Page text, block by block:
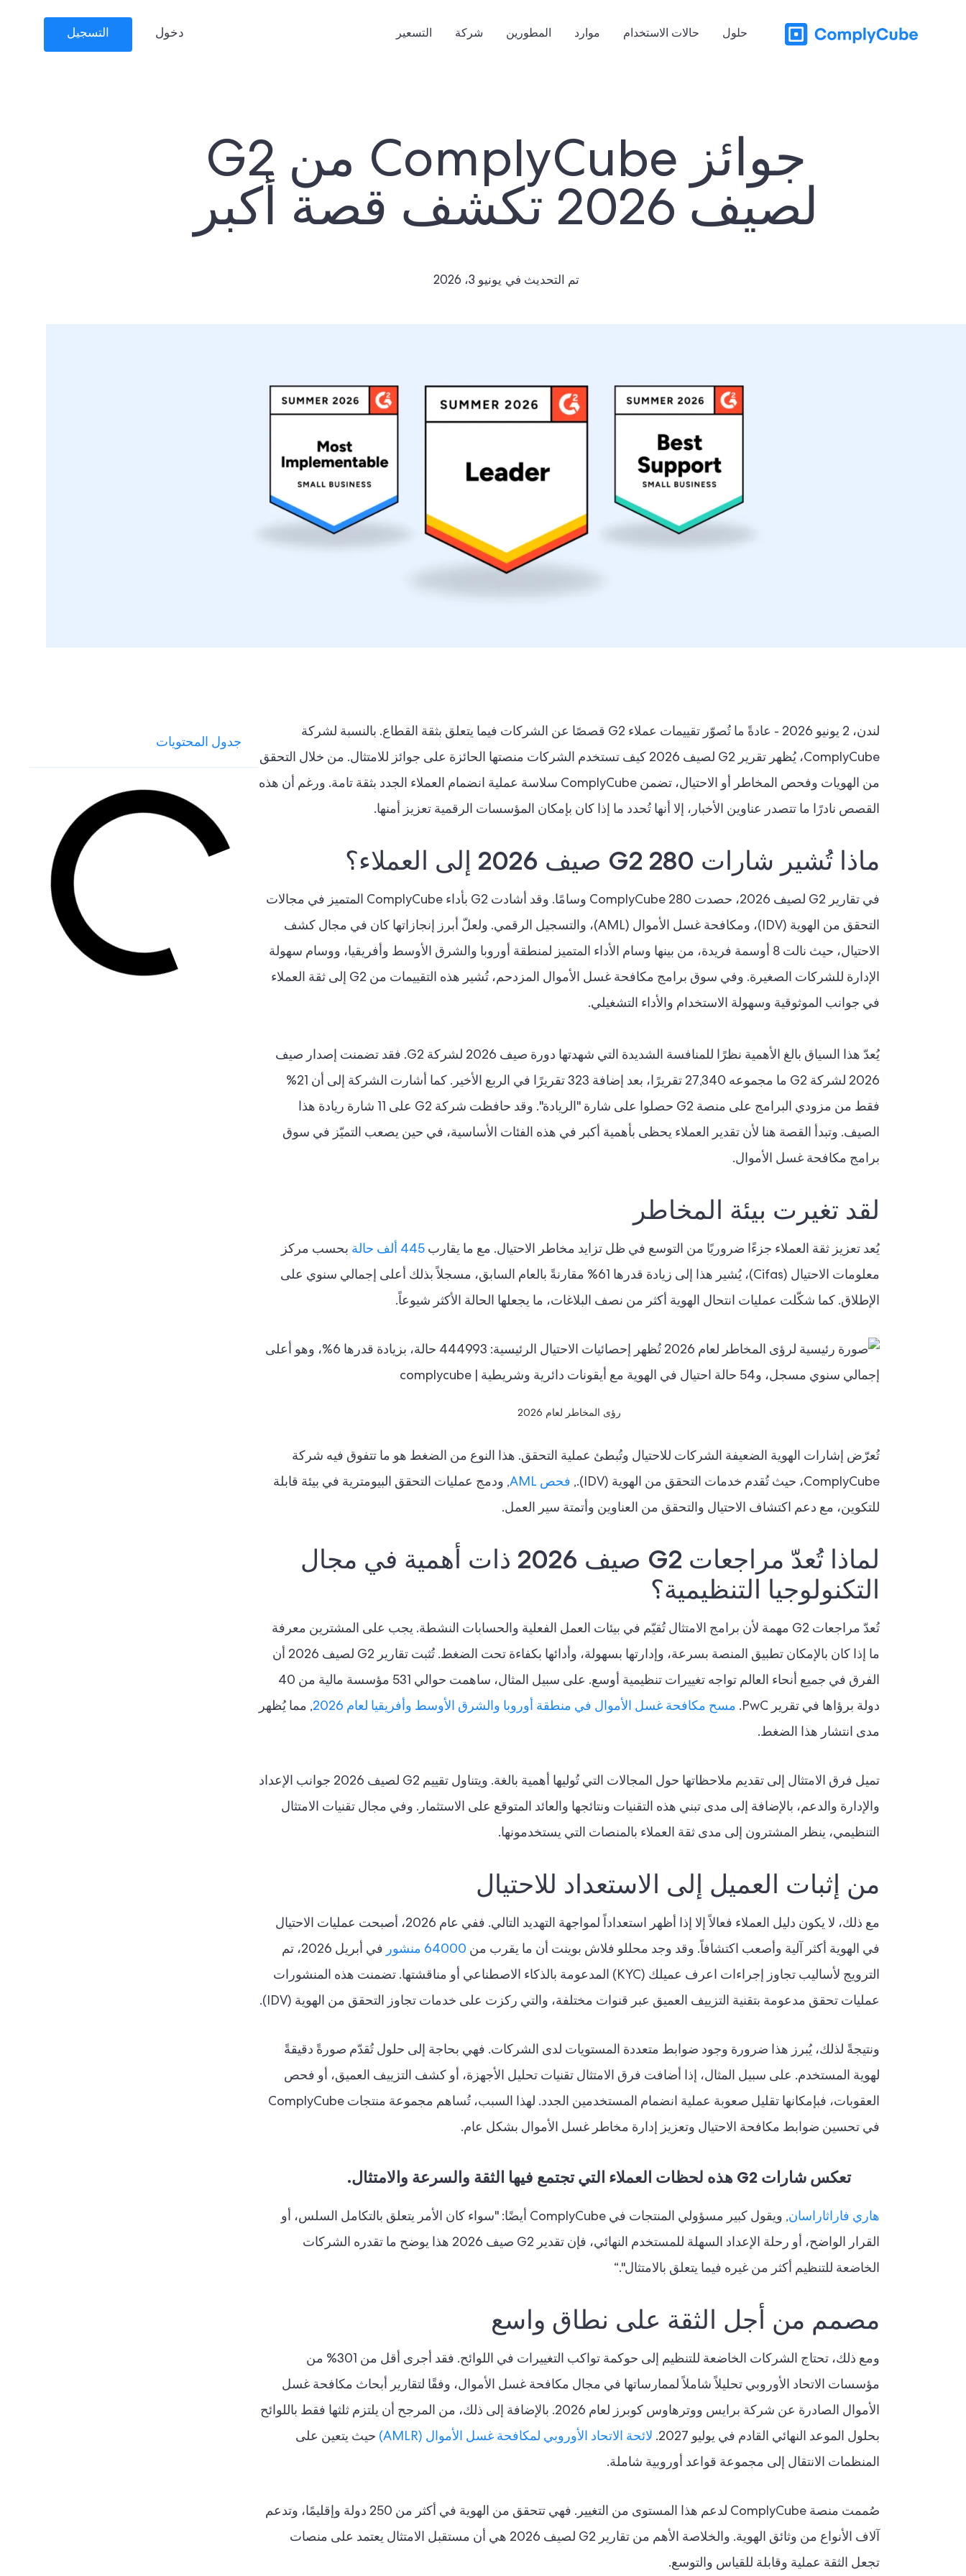
حلول حالات الاستخدام موارد المطورين شركة التسعير دخول التسجيل
جوائز ComplyCube من G2
لصيف 2026 تكشف قصة أكبر
تم التحديث في يونيو 3، 2026
لندن، 2 يونيو 2026 - عادةً ما تُصوّر تقييمات عملاء G2 قصصًا عن الشركات فيما يتعلق بثقة القطاع. بالنسبة لشركة
ComplyCube، يُظهر تقرير G2 لصيف 2026 كيف تستخدم الشركات منصتها الحائزة على جوائز للامتثال. من خلال التحقق
من الهويات وفحص المخاطر أو الاحتيال، تضمن ComplyCube سلاسة عملية انضمام العملاء الجدد بثقة تامة. ورغم أن هذه
القصص نادرًا ما تتصدر عناوين الأخبار، إلا أنها تُحدد ما إذا كان بإمكان المؤسسات الرقمية تعزيز أمنها.
ماذا تُشير شارات 280 G2 صيف 2026 إلى العملاء؟
في تقارير G2 لصيف 2026، حصدت ComplyCube 280 وسامًا. وقد أشادت G2 بأداء ComplyCube المتميز في مجالات
التحقق من الهوية (IDV)، ومكافحة غسل الأموال (AML)، والتسجيل الرقمي. ولعلّ أبرز إنجازاتها كان في مجال كشف
الاحتيال، حيث نالت 8 أوسمة فريدة، من بينها وسام الأداء المتميز لمنطقة أوروبا والشرق الأوسط وأفريقيا، ووسام سهولة
الإدارة للشركات الصغيرة. وفي سوق برامج مكافحة غسل الأموال المزدحم، تُشير هذه التقييمات من G2 إلى ثقة العملاء
في جوانب الموثوقية وسهولة الاستخدام والأداء التشغيلي.
يُعدّ هذا السياق بالغ الأهمية نظرًا للمنافسة الشديدة التي شهدتها دورة صيف 2026 لشركة G2. فقد تضمنت إصدار صيف
2026 لشركة G2 ما مجموعه 27,340 تقريرًا، بعد إضافة 323 تقريرًا في الربع الأخير. كما أشارت الشركة إلى أن 21%
فقط من مزودي البرامج على منصة G2 حصلوا على شارة "الريادة". وقد حافظت شركة G2 على 11 شارة ريادة هذا
الصيف. وتبدأ القصة هنا لأن تقدير العملاء يحظى بأهمية أكبر في هذه الفئات الأساسية، في حين يصعب التميّز في سوق
برامج مكافحة غسل الأموال.
لقد تغيرت بيئة المخاطر
يُعد تعزيز ثقة العملاء جزءًا ضروريًا من التوسع في ظل تزايد مخاطر الاحتيال. مع ما يقارب 445 ألف حالة
بحسب مركز
معلومات الاحتيال (Cifas)، يُشير هذا إلى زيادة قدرها 61% مقارنةً بالعام السابق، مسجلاً بذلك أعلى إجمالي سنوي على
الإطلاق. كما شكّلت عمليات انتحال الهوية أكثر من نصف البلاغات، ما يجعلها الحالة الأكثر شيوعاً.
رؤى المخاطر لعام 2026
تُعرّض إشارات الهوية الضعيفة الشركات للاحتيال وتُبطئ عملية التحقق. هذا النوع من الضغط هو ما تتفوق فيه شركة
ComplyCube، حيث تُقدم خدمات التحقق من الهوية (IDV).,
فحص AML
, ودمج عمليات التحقق البيومترية في بيئة قابلة
للتكوين، مع دعم اكتشاف الاحتيال والتحقق من العناوين وأتمتة سير العمل.
لماذا تُعدّ مراجعات G2 صيف 2026 ذات أهمية في مجال
التكنولوجيا التنظيمية؟
تُعدّ مراجعات G2 مهمة لأن برامج الامتثال تُقيّم في بيئات العمل الفعلية والحسابات النشطة. يجب على المشترين معرفة
ما إذا كان بالإمكان تطبيق المنصة بسرعة، وإدارتها بسهولة، وأدائها بكفاءة تحت الضغط. تُثبت تقارير G2 لصيف 2026 أن
الفرق في جميع أنحاء العالم تواجه تغييرات تنظيمية أوسع. على سبيل المثال، ساهمت حوالي 531 مؤسسة مالية من 40
دولة برؤاها في تقرير PwC.
مسح مكافحة غسل الأموال في منطقة أوروبا والشرق الأوسط وأفريقيا لعام 2026
, مما يُظهر
مدى انتشار هذا الضغط.
تميل فرق الامتثال إلى تقديم ملاحظاتها حول المجالات التي تُوليها أهمية بالغة. ويتناول تقييم G2 لصيف 2026 جوانب الإعداد
والإدارة والدعم، بالإضافة إلى مدى تبني هذه التقنيات ونتائجها والعائد المتوقع على الاستثمار. وفي مجال تقنيات الامتثال
التنظيمي، ينظر المشترون إلى مدى ثقة العملاء بالمنصات التي يستخدمونها.
من إثبات العميل إلى الاستعداد للاحتيال
مع ذلك، لا يكون دليل العملاء فعالاً إلا إذا أظهر استعداداً لمواجهة التهديد التالي. ففي عام 2026، أصبحت عمليات الاحتيال
في الهوية أكثر آلية وأصعب اكتشافاً. وقد وجد محللو فلاش بوينت أن ما يقرب من 64000 منشور
في أبريل 2026، تم
الترويج لأساليب تجاوز إجراءات اعرف عميلك (KYC) المدعومة بالذكاء الاصطناعي أو مناقشتها. تضمنت هذه المنشورات
عمليات تحقق مدعومة بتقنية التزييف العميق عبر قنوات مختلفة، والتي ركزت على خدمات تجاوز التحقق من الهوية (IDV).
ونتيجةً لذلك، يُبرز هذا ضرورة وجود ضوابط متعددة المستويات لدى الشركات. فهي بحاجة إلى حلول تُقدّم صورةً دقيقةً
لهوية المستخدم. على سبيل المثال، إذا أضافت فرق الامتثال تقنيات تحليل الأجهزة، أو كشف التزييف العميق، أو فحص
العقوبات، فبإمكانها تقليل صعوبة عملية انضمام المستخدمين الجدد. لهذا السبب، تُساهم مجموعة منتجات ComplyCube
في تحسين ضوابط مكافحة الاحتيال وتعزيز إدارة مخاطر غسل الأموال بشكل عام.
تعكس شارات G2 هذه لحظات العملاء التي تجتمع فيها الثقة والسرعة والامتثال.
هاري فاراثاراسان
, ويقول كبير مسؤولي المنتجات في ComplyCube أيضًا: "سواء كان الأمر يتعلق بالتكامل السلس، أو
القرار الواضح، أو رحلة الإعداد السهلة للمستخدم النهائي، فإن تقدير G2 صيف 2026 هذا يوضح ما تقدره الشركات
الخاضعة للتنظيم أكثر من غيره فيما يتعلق بالامتثال".“
مصمم من أجل الثقة على نطاق واسع
ومع ذلك، تحتاج الشركات الخاضعة للتنظيم إلى حوكمة تواكب التغييرات في اللوائح. فقد أجرى أقل من 301% من
مؤسسات الاتحاد الأوروبي تحليلاً شاملاً لممارساتها في مجال مكافحة غسل الأموال، وفقًا لتقارير أبحاث مكافحة غسل
الأموال الصادرة عن شركة برايس ووترهاوس كوبرز لعام 2026. بالإضافة إلى ذلك، من المرجح أن يلتزم ثلثها فقط باللوائح
بحلول الموعد النهائي القادم في يوليو 2027.
لائحة الاتحاد الأوروبي لمكافحة غسل الأموال (AMLR)
حيث يتعين على
المنظمات الانتقال إلى مجموعة قواعد أوروبية شاملة.
صُممت منصة ComplyCube لدعم هذا المستوى من التغيير. فهي تتحقق من الهوية في أكثر من 250 دولة وإقليمًا، وتدعم
آلاف الأنواع من وثائق الهوية. والخلاصة الأهم من تقارير G2 لصيف 2026 هي أن مستقبل الامتثال يعتمد على منصات
تجعل الثقة عملية وقابلة للقياس والتوسع.
جدول المحتويات